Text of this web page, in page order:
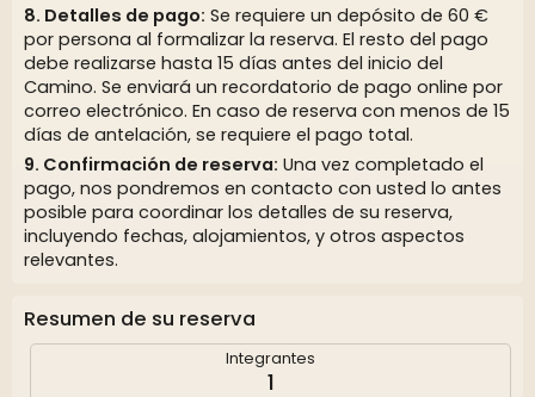
Detalles de pago: Se requiere un depósito de 60 €
por persona al formalizar la reserva. El resto del pago
debe realizarse hasta 15 días antes del inicio del
Camino. Se enviará un recordatorio de pago online por
correo electrónico. En caso de reserva con menos de 15
días de antelación, se requiere el pago total.
Confirmación de reserva: Una vez completado el
pago, nos pondremos en contacto con usted lo antes
posible para coordinar los detalles de su reserva,
incluyendo fechas, alojamientos, y otros aspectos
relevantes.
Resumen de su reserva
Integrantes
1